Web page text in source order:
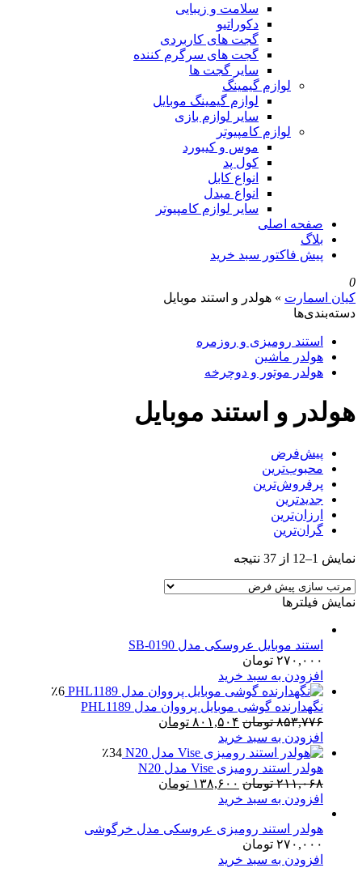
سلامت و زیبایی
دکوراتیو
گجت های کاربردی
گجت های سرگرم کننده
سایر گجت ها
لوازم گیمینگ
لوازم گیمینگ موبایل
سایر لوازم بازی
لوازم کامپیوتر
موس و کیبورد
کول پد
انواع کابل
انواع مبدل
سایر لوازم کامپیوتر
صفحه اصلی
بلاگ
پیش فاکتور سبد خرید
0
کیان اسمارت » هولدر و استند موبایل
دسته‌بندی‌ها
استند رومیزی و روزمره
هولدر ماشین
هولدر موتور و دوچرخه
هولدر و استند موبایل
پیش‌فرض
محبوب‌ترین
پرفروش‌ترین
جدیدترین
ارزان‌ترین
گران‌ترین
نمایش 1–12 از 37 نتیجه
نمایش فیلترها
استند موبایل عروسکی مدل SB-0190
۲۷۰,۰۰۰ تومان
افزودن به سبد خرید
٪6
نگهدارنده گوشی موبایل پرووان مدل PHL1189
۸۵۳,۷۷۶ تومان قیمت
اصلی:
۸۵۳,۷۷۶ تومان
بود.
۸۰۱,۵۰۴ تومان
۸۰۱,۵۰۴ تومان.
افزودن به سبد خرید
٪34
هولدر استند رومیزی Vise مدل N20
۲۱۱,۰۶۸ تومان قیمت
اصلی:
بود.
۱۳۸,۶۰۰ تومان
افزودن به سبد خرید
هولدر استند رومیزی عروسکی مدل خرگوشی
۲۷۰,۰۰۰ تومان
افزودن به سبد خرید